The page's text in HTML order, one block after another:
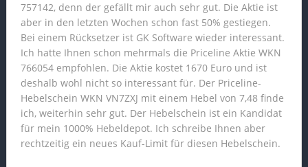
757142, denn der gefällt mir auch sehr gut. Die Aktie ist
aber in den letzten Wochen schon fast 50% gestiegen.
Bei einem Rücksetzer ist GK Software wieder interessant.
Ich hatte Ihnen schon mehrmals die Priceline Aktie WKN
766054 empfohlen. Die Aktie kostet 1670 Euro und ist
deshalb wohl nicht so interessant für. Der Priceline-
Hebelschein WKN VN7ZXJ mit einem Hebel von 7,48 finde
ich, weiterhin sehr gut. Der Hebelschein ist ein Kandidat
für mein 1000% Hebeldepot. Ich schreibe Ihnen aber
rechtzeitig ein neues Kauf-Limit für diesen Hebelschein.